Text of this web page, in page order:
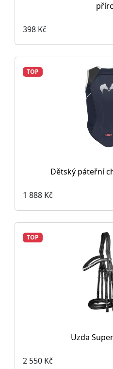
398 Kč
TOP
Dětský páteřní
1 888 Kč
TOP
Uzda
2 550 Kč